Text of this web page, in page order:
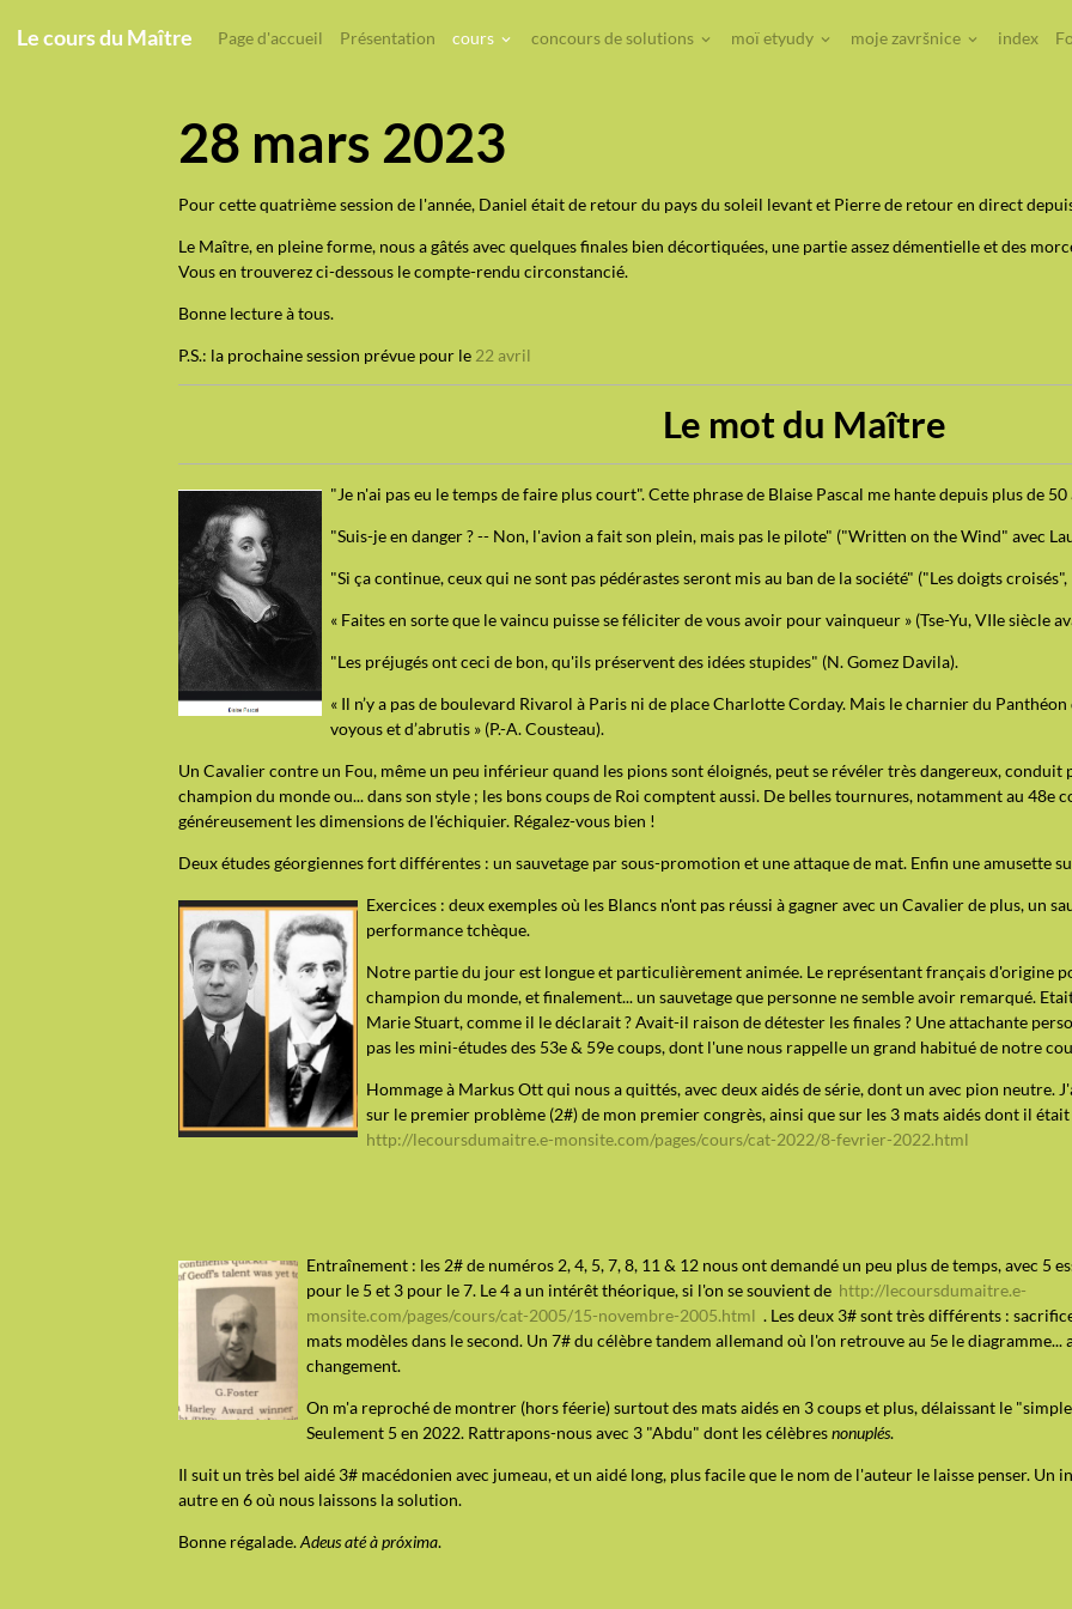
Le cours du Maître Page d'accueil Présentation cours concours de solutions moï etyudy moje završnice index
28 mars 2023
Pour cette quatrième session de l'année, Daniel était de retour du pays du soleil levant et Pierre de retour en direct
Le Maître, en pleine forme, nous a gâtés avec quelques finales bien décortiquées, une partie assez démentielle et des
Vous en trouverez ci-dessous le compte-rendu circonstancié.
Bonne lecture à tous.
P.S.: la prochaine session prévue pour le 22 avril
Le mot du Maître
"Je n'ai pas eu le temps de faire plus court". Cette phrase de Blaise Pascal me hante depuis plus de 50
"Suis-je en danger ? -- Non, l'avion a fait son plein, mais pas le pilote" ("Written on the Wind" avec
"Si ça continue, ceux qui ne sont pas pédérastes seront mis au ban de la société" ("Les doigts
« Faites en sorte que le vaincu puisse se féliciter de vous avoir pour vainqueur » (Tse-Yu, VIIe siècle
"Les préjugés ont ceci de bon, qu'ils préservent des idées stupides" (N. Gomez Davila).
« Il n’y a pas de boulevard Rivarol à Paris ni de place Charlotte Corday. Mais le charnier du
voyous et d’abrutis » (P.-A. Cousteau).
Un Cavalier contre un Fou, même un peu inférieur quand les pions sont éloignés, peut se révéler très dangereux, conduit
champion du monde ou... dans son style ; les bons coups de Roi comptent aussi. De belles tournures, notamment au 48e
généreusement les dimensions de l'échiquier. Régalez-vous bien !
Deux études géorgiennes fort différentes : un sauvetage par sous-promotion et une attaque de mat. Enfin une amusette
Exercices : deux exemples où les Blancs n'ont pas réussi à gagner avec un Cavalier de plus, un
performance tchèque.
Notre partie du jour est longue et particulièrement animée. Le représentant français d'origine
champion du monde, et finalement... un sauvetage que personne ne semble avoir remarqué.
Marie Stuart, comme il le déclarait ? Avait-il raison de détester les finales ? Une attachante
pas les mini-études des 53e & 59e coups, dont l'une nous rappelle un grand habitué de notre
Hommage à Markus Ott qui nous a quittés, avec deux aidés de série, dont un avec pion neutre.
sur le premier problème (2#) de mon premier congrès, ainsi que sur les 3 mats aidés dont il
http://lecoursdumaitre.e-monsite.com/pages/cours/cat-2022/8-fevrier-2022.html
Entraînement : les 2# de numéros 2, 4, 5, 7, 8, 11 & 12 nous ont demandé un peu plus de temps, avec 5
pour le 5 et 3 pour le 7. Le 4 a un intérêt théorique, si l'on se souvient de http://lecoursdumaitre.e-
monsite.com/pages/cours/cat-2005/15-novembre-2005.html . Les deux 3# sont très différents :
mats modèles dans le second. Un 7# du célèbre tandem allemand où l'on retrouve au 5e le diagramme...
changement.
On m'a reproché de montrer (hors féerie) surtout des mats aidés en 3 coups et plus, délaissant le
Seulement 5 en 2022. Rattrapons-nous avec 3 "Abdu" dont les célèbresnonuplés.
Il suit un très bel aidé 3# macédonien avec jumeau, et un aidé long, plus facile que le nom de l'auteur le laisse penser. Un
autre en 6 où nous laissons la solution.
Bonne régalade.Adeus até à próxima.